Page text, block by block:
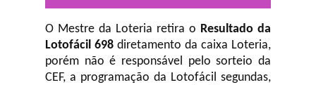
O Mestre da Loteria retira o Resultado da
Lotofácil 698 diretamento da caixa Loteria,
porém não é responsável pelo sorteio da
CEF, a programação da Lotofácil segundas,